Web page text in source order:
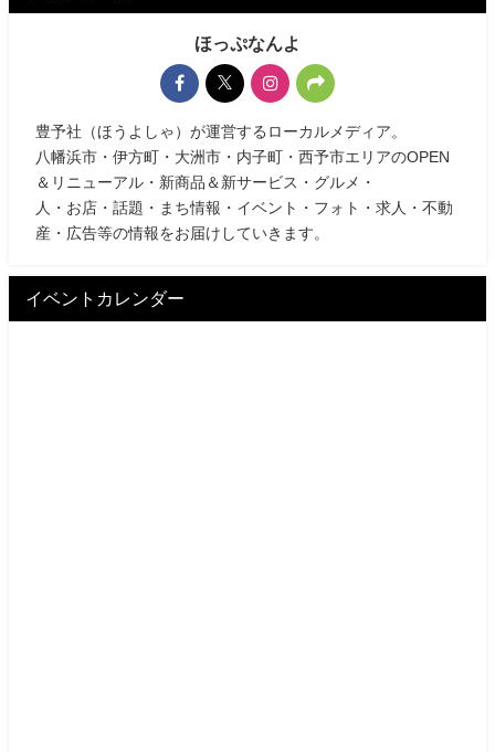
ほっぷなんよ
豊予社（ほうよしゃ）が運営するローカルメディア。
八幡浜市・伊方町・大洲市・内子町・西予市エリアのOPEN
＆リニューアル・新商品＆新サービス・グルメ・
人・お店・話題・まち情報・イベント・フォト・求人・不動
産・広告等の情報をお届けしていきます。
イベントカレンダー